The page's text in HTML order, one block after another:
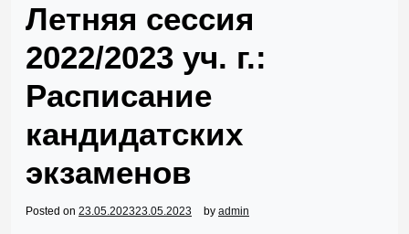
Летняя сессия
2022/2023 уч. г.:
Расписание
кандидатских
экзаменов
Posted on 23.05.202323.05.2023 by admin